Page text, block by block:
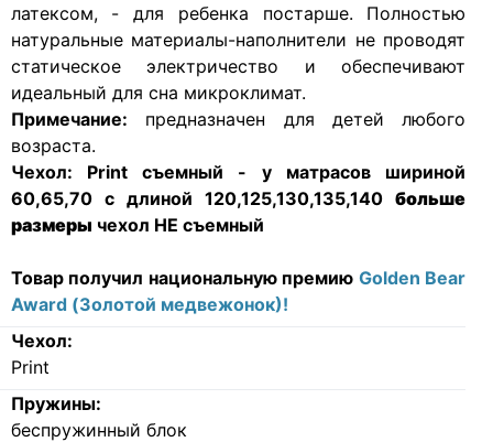
латексом, - для ребенка постарше. Полностью
натуральные материалы-наполнители не проводят
статическое электричество и обеспечивают
идеальный для сна микроклимат.
Примечание: предназначен для детей любого
возраста.
Чехол: Print съемный - у матрасов шириной
60,65,70 с длиной 120,125,130,135,140 больше
размеры чехол НЕ съемный
Товар получил национальную премию Golden Bear
Award (Золотой медвежонок)!
Чехол:
Print
Пружины:
беспружинный блок